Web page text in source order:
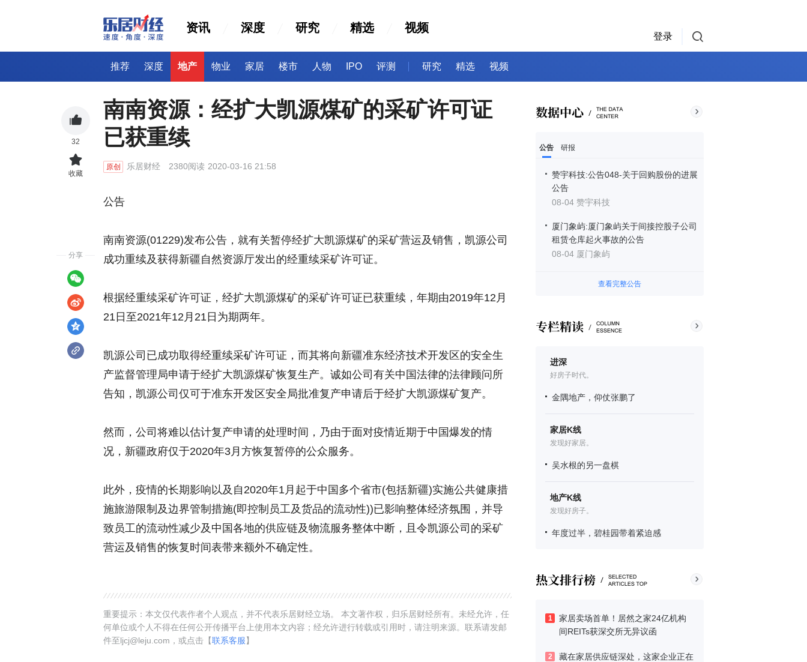
资讯 深度 研究 精选 视频
登录
推荐 深度 地产 物业 家居 楼市 人物 IPO 评测 研究 精选 视频
公告 研报
赞宇科技:公告048-关于回购股份的进展
公告
08-04 赞宇科技
厦门象屿:厦门象屿关于间接控股子公司
租赁仓库起火事故的公告
08-04 厦门象屿
查看完整公告
进深
好房子时代。
金隅地产，仰仗张鹏了
家居K线
发现好家居。
吴水根的另一盘棋
地产K线
发现好房子。
年度过半，碧桂园带着紧迫感
1
家居卖场首单！居然之家24亿机构
间REITs获深交所无异议函
2
藏在家居供应链深处，这家企业正在
南南资源：经扩大凯源煤矿的采矿许可证
已获重续
原创 乐居财经 2380阅读 2020-03-16 21:58
公告
南南资源(01229)发布公告，就有关暂停经扩大凯源煤矿的采矿营运及销售，凯源公司
成功重续及获得新疆自然资源厅发出的经重续采矿许可证。
根据经重续采矿许可证，经扩大凯源煤矿的采矿许可证已获重续，年期由2019年12月
21日至2021年12月21日为期两年。
凯源公司已成功取得经重续采矿许可证，而其将向新疆准东经济技术开发区的安全生
产监督管理局申请于经扩大凯源煤矿恢复生产。诚如公司有关中国法律的法律顾问所
告知，凯源公司仅可于准东开发区安全局批准复产申请后于经扩大凯源煤矿复产。
然而，公司将难以估计复产申请的处理时间，乃由于面对疫情近期于中国爆发的情
况，新疆政府仅于2020年3月方恢复暂停的公众服务。
此外，疫情的长期影响以及自2020年1月起于中国多个省市(包括新疆)实施公共健康措
施旅游限制及边界管制措施(即控制员工及货品的流动性))已影响整体经济氛围，并导
致员工的流动性减少及中国各地的供应链及物流服务整体中断，且令凯源公司的采矿
营运及销售的恢复时间表带来额外不确定性。
重要提示：本文仅代表作者个人观点，并不代表乐居财经立场。 本文著作权，归乐居财经所有。未经允许，任
何单位或个人不得在任何公开传播平台上使用本文内容；经允许进行转载或引用时，请注明来源。联系请发邮
件至ljcj@leju.com，或点击【联系客服】
32
收藏
分享